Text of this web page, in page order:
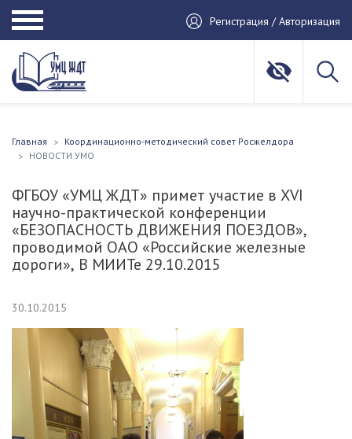
Регистрация / Авторизация
Главная
Координационно-методический совет Росжелдора
НОВОСТИ УМО
ФГБОУ «УМЦ ЖДТ» примет участие в XVI
научно-практической конференции
«БЕЗОПАСНОСТЬ ДВИЖЕНИЯ ПОЕЗДОВ»,
проводимой ОАО «Российские железные
дороги», В МИИТе 29.10.2015
30.10.2015